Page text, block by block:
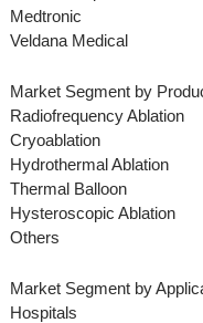
Medtronic
Veldana Medical
Market Segment by
Radiofrequency Ablation
Cryoablation
Hydrothermal Ablation
Thermal Balloon
Hysteroscopic Ablation
Others
Market Segment by
Hospitals